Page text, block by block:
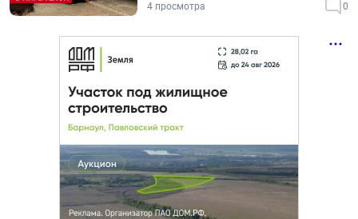
4 просмотра 0